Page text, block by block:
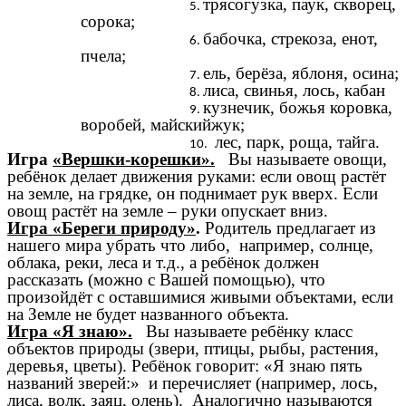
трясогузка, паук, скворец,
сорока;
бабочка, стрекоза, енот,
пчела;
ель, берёза, яблоня, осина;
лиса, свинья, лось, кабан
кузнечик, божья коровка,
воробей, майскийжук;
лес, парк, роща, тайга.
Игра «Вершки-корешки». Вы называете овощи,
ребёнок делает движения руками: если овощ растёт
на земле, на грядке, он поднимает рук вверх. Если
овощ растёт на земле – руки опускает вниз.
Игра «Береги природу». Родитель предлагает из
нашего мира убрать что либо, например, солнце,
облака, реки, леса и т.д., а ребёнок должен
рассказать (можно с Вашей помощью), что
произойдёт с оставшимися живыми объектами, если
на Земле не будет названного объекта.
Игра «Я знаю». Вы называете ребёнку класс
объектов природы (звери, птицы, рыбы, растения,
деревья, цветы). Ребёнок говорит: «Я знаю пять
названий зверей:» и перечисляет (например, лось,
лиса, волк, заяц, олень). Аналогично называются